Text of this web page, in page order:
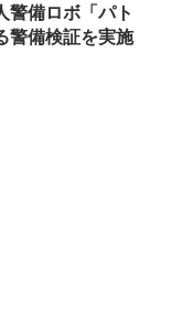
警備ロボ「パト
警備検証を実施